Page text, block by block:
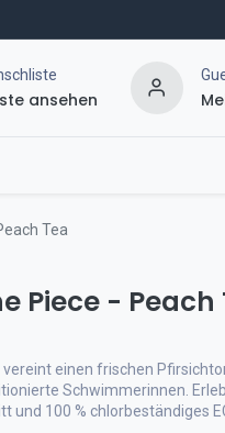
ansehen
Tea
Piece - Peach
vereint einen frischen
Schwimmerinnen.
und 100 % chlorbeständiges